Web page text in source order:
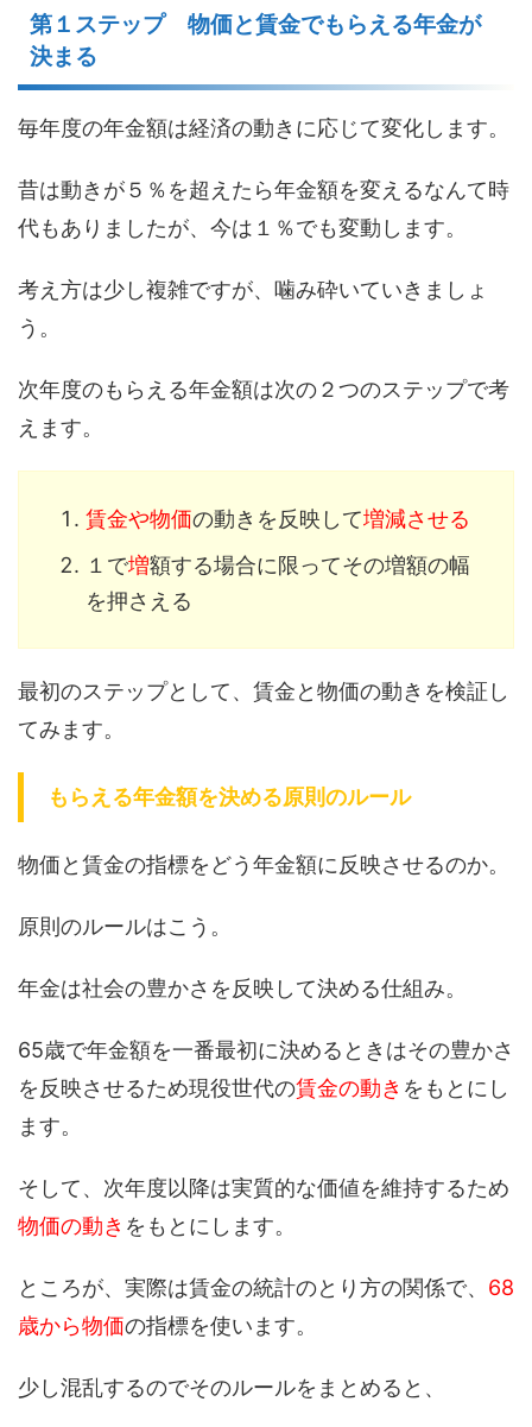
第１ステップ 物価と賃金でもらえる年金が
決まる
毎年度の年金額は経済の動きに応じて変化します。
昔は動きが５％を超えたら年金額を変えるなんて時
代もありましたが、今は１％でも変動します。
考え方は少し複雑ですが、噛み砕いていきましょ
う。
次年度のもらえる年金額は次の２つのステップで考
えます。
賃金や物価の動きを反映して増減させる
１で増額する場合に限ってその増額の幅
を押さえる
最初のステップとして、賃金と物価の動きを検証し
てみます。
もらえる年金額を決める原則のルール
物価と賃金の指標をどう年金額に反映させるのか。
原則のルールはこう。
年金は社会の豊かさを反映して決める仕組み。
65歳で年金額を一番最初に決めるときはその豊かさ
を反映させるため現役世代の賃金の動き をもとにし
ます。
そして、次年度以降は実質的な価値を維持するため
物価の動き をもとにします。
ところが、実際は賃金の統計のとり方の関係で、 68
歳から物価の指標を使います。
少し混乱するのでそのルールをまとめると、